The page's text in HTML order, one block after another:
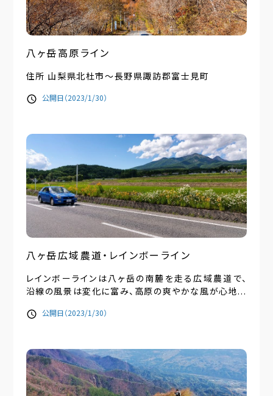
八ヶ岳高原ライン
住所 山梨県北杜市～長野県諏訪郡富士見町
公開日（2023/1/30）
八ヶ岳広域農道・レインボーライン
レインボーラインは八ヶ岳の南麓を走る広域農道で、
沿線の風景は変化に富み、高原の爽やかな風が心地...
公開日（2023/1/30）